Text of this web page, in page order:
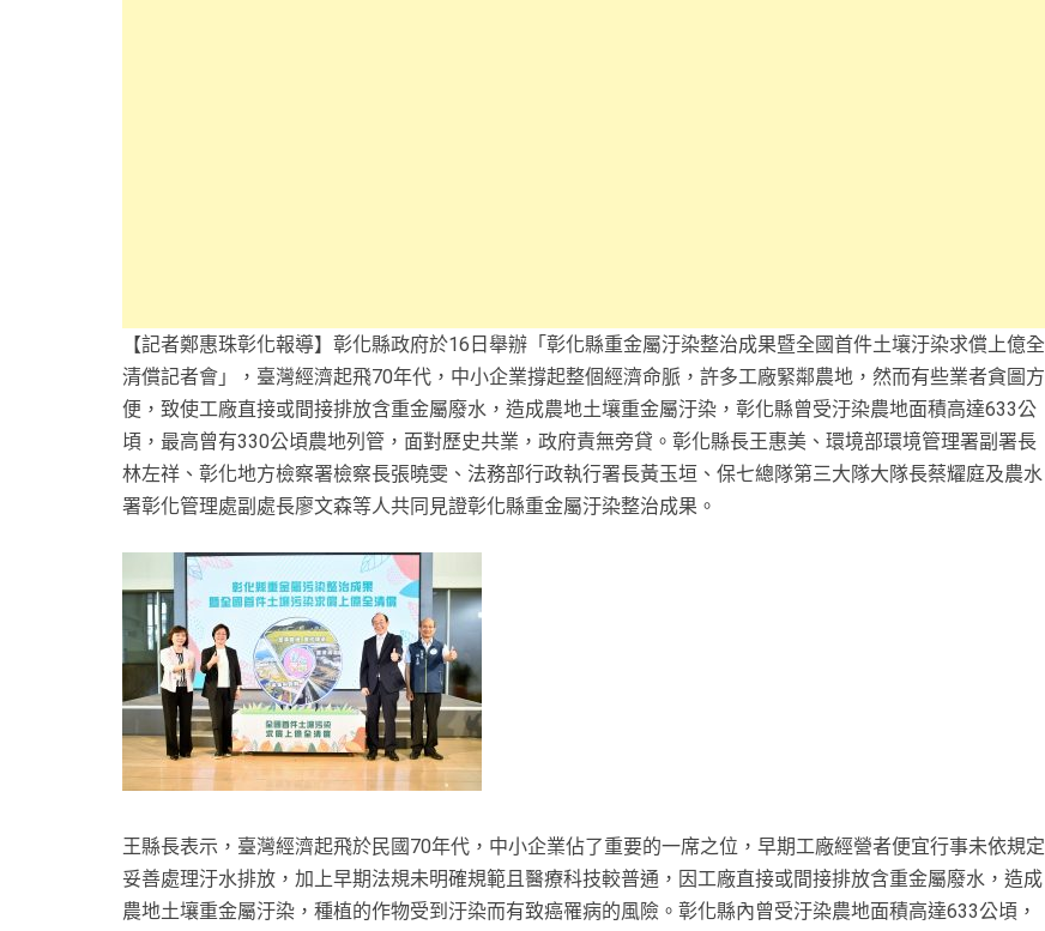
【記者鄭惠珠彰化報導】彰化縣政府於16日舉辦「彰化縣重金屬汙染整治成果暨全國首件土壤汙染求償上億全
清償記者會」，臺灣經濟起飛70年代，中小企業撐起整個經濟命脈，許多工廠緊鄰農地，然而有些業者貪圖方
便，致使工廠直接或間接排放含重金屬廢水，造成農地土壤重金屬汙染，彰化縣曾受汙染農地面積高達633公
頃，最高曾有330公頃農地列管，面對歷史共業，政府責無旁貸。彰化縣長王惠美、環境部環境管理署副署長
林左祥、彰化地方檢察署檢察長張曉雯、法務部行政執行署長黃玉垣、保七總隊第三大隊大隊長蔡耀庭及農水
署彰化管理處副處長廖文森等人共同見證彰化縣重金屬汙染整治成果。
王縣長表示，臺灣經濟起飛於民國70年代，中小企業佔了重要的一席之位，早期工廠經營者便宜行事未依規定
妥善處理汙水排放，加上早期法規未明確規範且醫療科技較普通，因工廠直接或間接排放含重金屬廢水，造成
農地土壤重金屬汙染，種植的作物受到汙染而有致癌罹病的風險。彰化縣內曾受汙染農地面積高達633公頃，